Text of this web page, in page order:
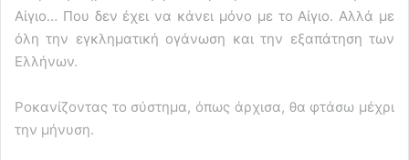
Αίγιο… Που δεν έχει να κάνει μόνο με το Αίγιο. Αλλά με
όλη την εγκληματική ογάνωση και την εξαπάτηση των
Ελλήνων.
Ροκανίζοντας το σύστημα, όπως άρχισα, θα φτάσω μέχρι
την μήνυση.